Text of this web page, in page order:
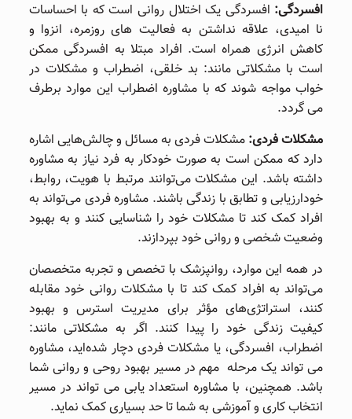
افسردگی: افسردگی یک اختلال روانی است که با احساسات
نا امیدی، علاقه نداشتن به فعالیت ‌های روزمره، انزوا و
کاهش انرژی همراه است. افراد مبتلا به افسردگی ممکن
است با مشکلاتی مانند: بد خلقی، اضطراب و مشکلات در
خواب مواجه شوند که با مشاوره اضطراب این موارد برطرف
می گردد.
مشکلات فردی: مشکلات فردی به مسائل و چالش‌هایی اشاره
دارد که ممکن است به صورت خودکار به فرد نیاز به مشاوره
داشته باشد. این مشکلات می‌توانند مرتبط با هویت، روابط،
خودارزیابی و تطابق با زندگی باشند. مشاوره فردی می‌تواند به
افراد کمک کند تا مشکلات خود را شناسایی کنند و به بهبود
وضعیت شخصی و روانی خود بپردازند.
در همه این موارد، روانپزشک با تخصص و تجربه متخصصان
می‌تواند به افراد کمک کند تا با مشکلات روانی خود مقابله
کنند، استراتژی‌های مؤثر برای مدیریت استرس و بهبود
کیفیت زندگی خود را پیدا کنند. اگر به مشکلاتی مانند:
اضطراب، افسردگی، یا مشکلات فردی دچار شده‌اید، مشاوره
می ‌تواند یک مرحله مهم در مسیر بهبود روحی و روانی شما
باشد. همچنین، با مشاوره استعداد یابی می تواند در مسیر
انتخاب کاری و آموزشی به شما تا حد بسیاری کمک نماید.